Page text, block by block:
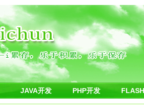
JAVA开发 PHP开发